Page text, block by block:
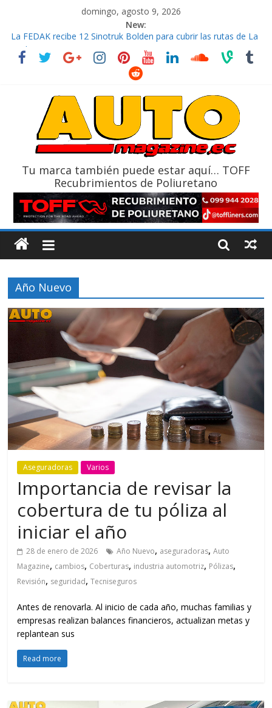
domingo, agosto 9, 2026
New:
La FEDAK recibe 12 Sinotruk Bolden para cubrir las rutas de La
Vuelta
El costo de tener un vehículo gana protagonismo a la hora de
¿Qué puede pasar con tu vehículo si permanece varios días sin
La Vuelta al Ecuador 2026, edición 47ª, recorre 7 provincias en 8
Tu marca también puede estar aquí… TOFF
Recubrimientos de Poliuretano
Año Nuevo
Aseguradoras Varios
Importancia de revisar la
cobertura de tu póliza al
iniciar el año
28 de enero de 2026 Año Nuevo, aseguradoras,Auto
Magazine, cambios, Coberturas, industria automotriz, Pólizas,
Revisión, seguridad,Tecniseguros
Antes de renovarla. Al inicio de cada año, muchas familias y
empresas realizan balances financieros, actualizan metas y
replantean sus
Read more